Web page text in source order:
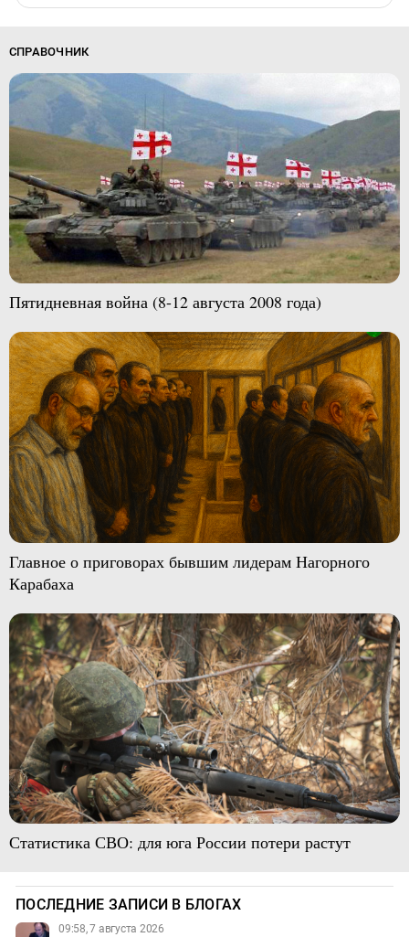
СПРАВОЧНИК
Пятидневная война (8-12 августа 2008 года)
Главное о приговорах бывшим лидерам Нагорного
Карабаха
Статистика СВО: для юга России потери растут
ПОСЛЕДНИЕ ЗАПИСИ В БЛОГАХ
09:58, 7 августа 2026